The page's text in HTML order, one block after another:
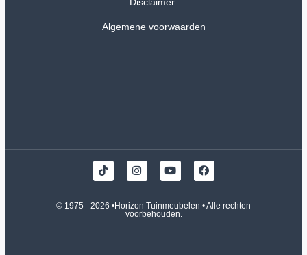
Algemene voorwaarden
© 1975 - 2026 •Horizon Tuinmeubelen • Alle rechten
voorbehouden.